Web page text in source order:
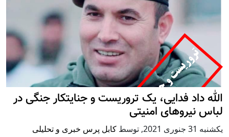
الله داد فدایی، یک تروریست و جنایتکار جنگی در
لباس نیروهای امنیتی
يكشنبه 31 جنوری 2021 , توسط کابل پرس خبری و تحلیلی